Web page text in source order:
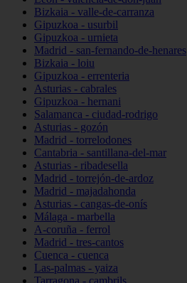
Bizkaia - valle-de-carranza
Gipuzkoa - usurbil
Gipuzkoa - urnieta
Madrid - san-fernando-de-henares
Bizkaia - loiu
Gipuzkoa - errenteria
Asturias - cabrales
Gipuzkoa - hernani
Salamanca - ciudad-rodrigo
Asturias - gozón
Madrid - torrelodones
Cantabria - santillana-del-mar
Asturias - ribadesella
Madrid - torrejón-de-ardoz
Madrid - majadahonda
Asturias - cangas-de-onís
Málaga - marbella
A-coruña - ferrol
Madrid - tres-cantos
Cuenca - cuenca
Las-palmas - yaiza
Tarragona - cambrils